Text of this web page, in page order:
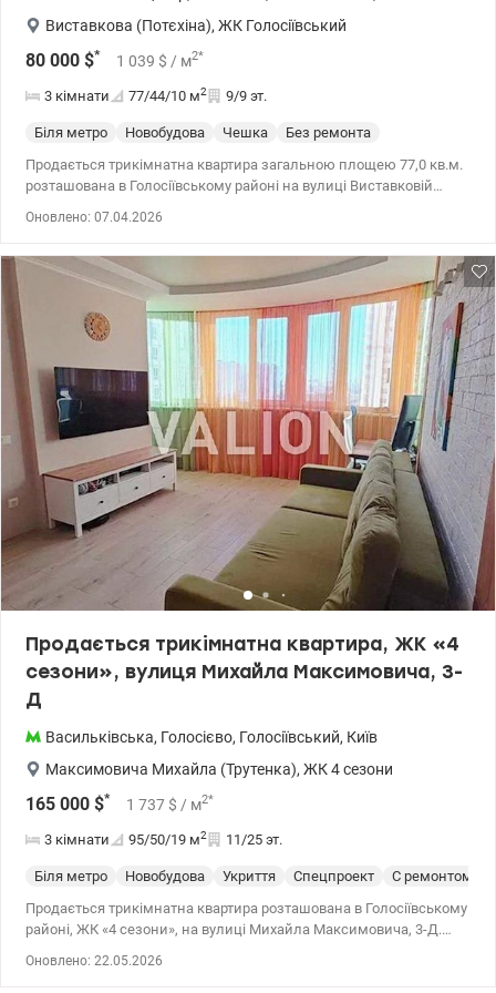
Виставкова (Потєхіна), ЖК Голосіївський
80 000 $* 1 039 $ / м2*
3 кімнати 77/44/10 м2 9/9 эт.
Біля метро Новобудова Чешка
Без ремонта
Продається трикімнатна квартира загальною площею 77,0 кв.м.
розташована в Голосіївському районі на вулиці Виставковій
кухня, комора, роздільний санвузол, два балкони та лоджія.
Висота стелі – 2,65 м. Проведений газ, інтернет. Чудове
розташування - біля Національного університету біоресурсів і
природокористування України з власним ботанічним садом,
парком та бюветом. Навпроти – вхід у Національний природний
парк «Голосіївський». Поруч знаходяться «ЕКОМАРКЕТ», зупинки
тролейбусів, автобусів, маршрутних таксі, аптеки, пошта, банки
та інші об’єкти соціальної інфраструктури. Найближче метро –
Виставковий центр за 3 зупинки на громадському транспорті.
Також за декілька зупинок розташовані ВДНГ (Національний
комплекс «Експоцентр України»), ТРЦ «Магелан», Київський
іподром, Льодовий стадіон, ТРЦ «Республіка», найбільший в
Україні спортивний клуб з басейнами «Sport-Life». Розглядаємо
продаж за державними програмами. Телефонуйте. Завжди рада
допомогти. Ціна 80 000 у.о., 0639593756 Ірина valion.ua/1148161
Оновлено: 07.04.2026
Продається трикімнатна квартира, ЖК «4
сезони», вулиця Михайла Максимовича, 3-
Д
Васильківська, Голосієво, Голосіївський, Київ
Максимовича Михайла (Трутенка), ЖК 4 сезони
165 000 $* 1 737 $ / м2*
3 кімнати 95/50/19 м2 11/25 эт.
Біля метро Новобудова Укриття Спецпроект
С ремонтом
Продається трикімнатна квартира розташована в Голосіївському
районі, ЖК «4 сезони», на вулиці Михайла Максимовича, 3-Д.
Оновлено: 22.05.2026